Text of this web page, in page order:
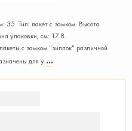
35. Тип: пакет с замком. Высота
упаковки, см: 17.8.
с замком "зиплок" различной
для у